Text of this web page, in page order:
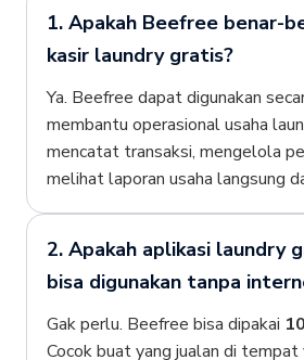
1. Apakah Beefree benar-
kasir laundry gratis?
Ya. Beefree dapat digunakan
membantu operasional usaha
mencatat transaksi, mengelola
melihat laporan usaha langsung
2. Apakah aplikasi laundry
bisa digunakan tanpa
Gak perlu. Beefree bisa dipakai
Cocok buat yang jualan di tempat